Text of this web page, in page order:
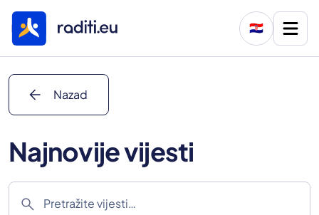
🇭🇷
arrow_back Nazad
Najnovije vijesti
search